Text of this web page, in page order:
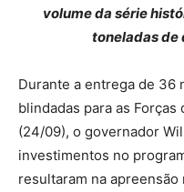
volume da série
toneladas de
Durante a entrega de 36
blindadas para as
(24/09), o governador
investimentos no
resultaram na